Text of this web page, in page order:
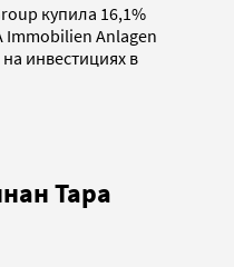
купила 16,1%
Immobilien Anlagen
инвестициях в
Тара